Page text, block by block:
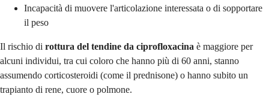
Incapacità di muovere l'articolazione interessata o di sopportare
il peso
Il rischio di rottura del tendine da ciprofloxacina è maggiore per
alcuni individui, tra cui coloro che hanno più di 60 anni, stanno
assumendo corticosteroidi (come il prednisone) o hanno subito un
trapianto di rene, cuore o polmone.